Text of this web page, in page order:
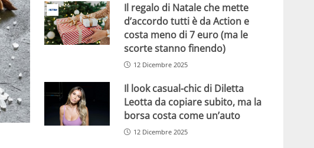
Il regalo di Natale che mette
d’accordo tutti è da Action e
costa meno di 7 euro (ma le
scorte stanno finendo)
12 Dicembre 2025
Il look casual-chic di Diletta
Leotta da copiare subito, ma la
borsa costa come un’auto
12 Dicembre 2025